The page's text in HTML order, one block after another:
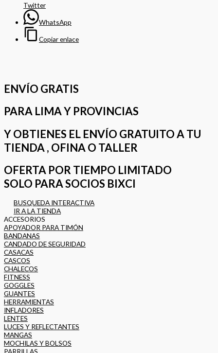
Twitter
WhatsApp
Copiar enlace
ENVÍO GRATIS
PARA LIMA Y PROVINCIAS
Y OBTIENES EL ENVÍO GRATUITO A TU
TIENDA , OFINA O TALLER
OFERTA POR TIEMPO LIMITADO
SOLO PARA SOCIOS BIXCI
BUSQUEDA INTERACTIVA
IR A LA TIENDA
ACCESORIOS
APOYADOR PARA TIMÓN
BANDANAS
CANDADO DE SEGURIDAD
CASACAS
CASCOS
CHALECOS
FITNESS
GOGGLES
GUANTES
HERRAMIENTAS
INFLADORES
LENTES
LUCES Y REFLECTANTES
MANGAS
MOCHILAS Y BOLSOS
PARRILLAS